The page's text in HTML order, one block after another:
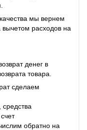
мы вернем
расходов на
денег в
товара.
сделаем
средства
обратно на